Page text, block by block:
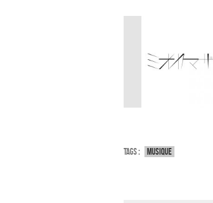
Tags : Musique